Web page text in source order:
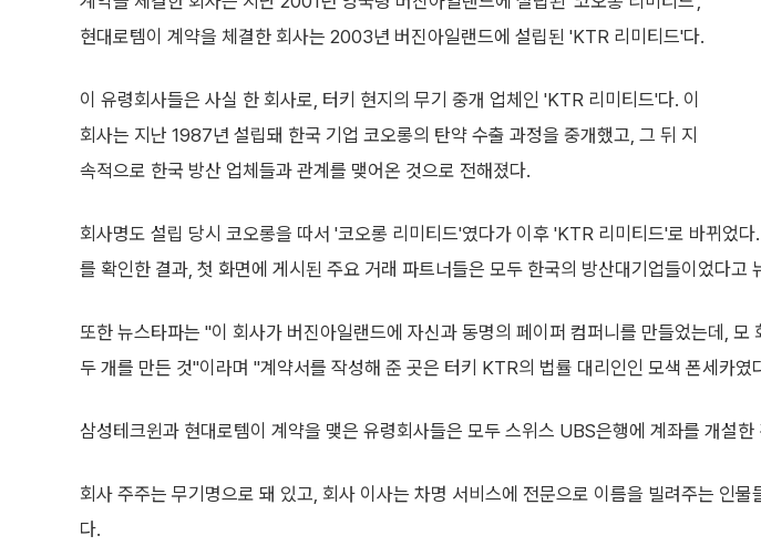
현대로템이 계약을 체결한 회사는 2003년 버진아일랜드에 설립된 'KTR 리미티드'다.
이 유령회사들은 사실 한 회사로, 터키 현지의 무기 중개 업체인 'KTR 리미티드'다. 이
회사는 지난 1987년 설립돼 한국 기업 코오롱의 탄약 수출 과정을 중개했고, 그 뒤 지
속적으로 한국 방산 업체들과 관계를 맺어온 것으로 전해졌다.
회사명도 설립 당시 코오롱을 따서 '코오롱 리미티드'였다가 이후 'KTR 리미티드'로 바뀌었다
를 확인한 결과, 첫 화면에 게시된 주요 거래 파트너들은 모두 한국의 방산대기업들이었다고
또한 뉴스타파는 "이 회사가 버진아일랜드에 자신과 동명의 페이퍼 컴퍼니를 만들었는데, 모
두 개를 만든 것"이라며 "계약서를 작성해 준 곳은 터키 KTR의 법률 대리인인 모색 폰세카였
삼성테크윈과 현대로템이 계약을 맺은 유령회사들은 모두 스위스 UBS은행에 계좌를 개설한
회사 주주는 무기명으로 돼 있고, 회사 이사는 차명 서비스에 전문으로 이름을 빌려주는 인물
다.